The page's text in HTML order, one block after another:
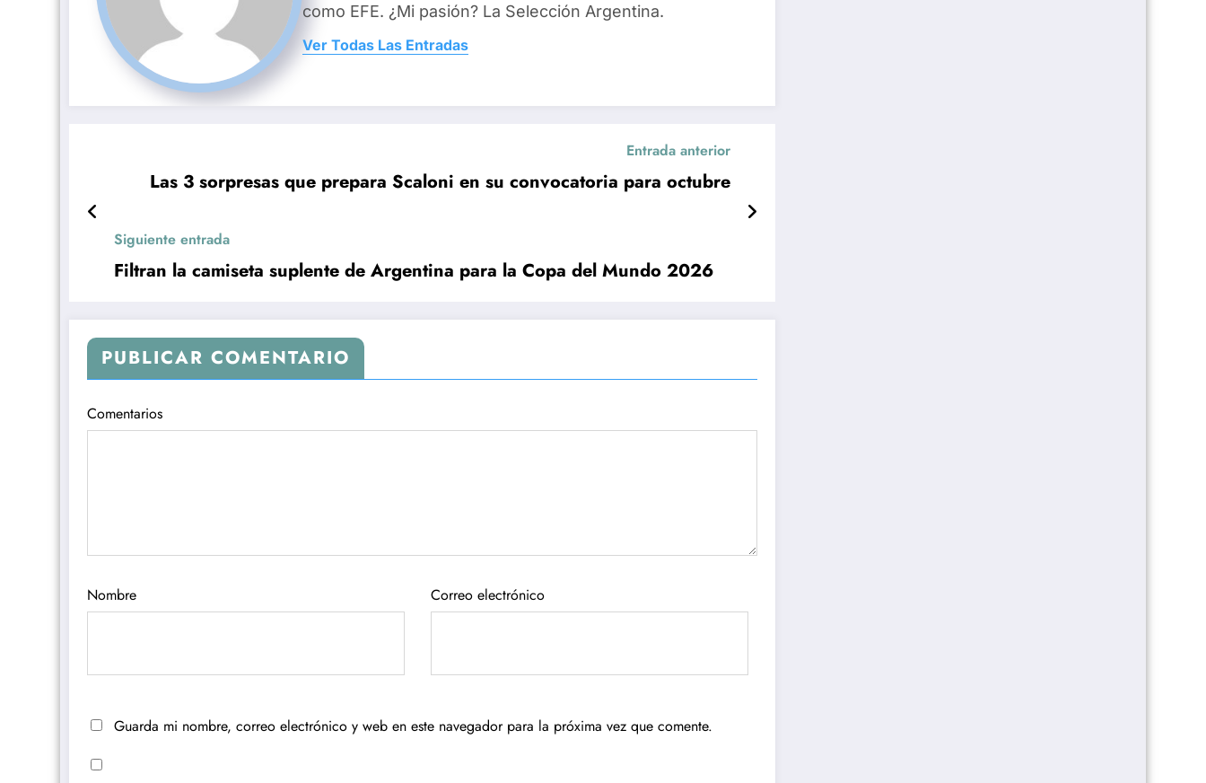
como EFE. ¿Mi pasión? La Selección Argentina.
Ver Todas Las Entradas
Entrada anterior
Las 3 sorpresas que prepara Scaloni en su convocatoria para octubre
Siguiente entrada
Filtran la camiseta suplente de Argentina para la Copa del Mundo 2026
PUBLICAR COMENTARIO
Comentarios
Nombre Correo electrónico
Guarda mi nombre, correo electrónico y web en este navegador para la próxima vez que comente.